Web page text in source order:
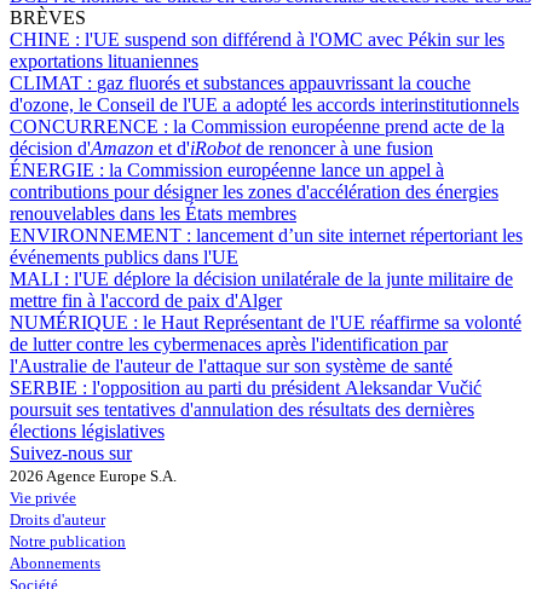
BRÈVES
CHINE : l'UE suspend son différend à l'OMC avec Pékin sur les
exportations lituaniennes
CLIMAT : gaz fluorés et substances appauvrissant la couche
d'ozone, le Conseil de l'UE a adopté les accords interinstitutionnels
CONCURRENCE : la Commission européenne prend acte de la
décision d'Amazon et d'iRobotde renoncer à une fusion
ÉNERGIE : la Commission européenne lance un appel à
contributions pour désigner les zones d'accélération des énergies
renouvelables dans les États membres
ENVIRONNEMENT : lancement d’un site internet répertoriant les
événements publics dans l'UE
MALI : l'UE déplore la décision unilatérale de la junte militaire de
mettre fin à l'accord de paix d'Alger
NUMÉRIQUE : le Haut Représentant de l'UE réaffirme sa volonté
de lutter contre les cybermenaces après l'identification par
l'Australie de l'auteur de l'attaque sur son système de santé
SERBIE : l'opposition au parti du président Aleksandar Vučić
poursuit ses tentatives d'annulation des résultats des dernières
élections législatives
Suivez-nous sur
2026 Agence Europe S.A.
Vie privée
Droits d'auteur
Notre publication
Abonnements
Société